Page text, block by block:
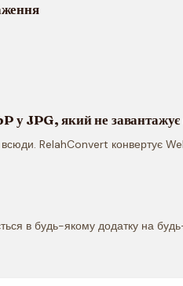
у JPG, який не
всюди. RelahConvert конвертує
в будь-якому додатку на